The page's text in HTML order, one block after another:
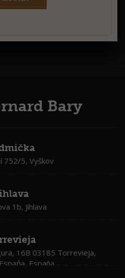
Bary
752/5, Vyškov
1b, Jihlava
16B 03185 Torrevieja,
España